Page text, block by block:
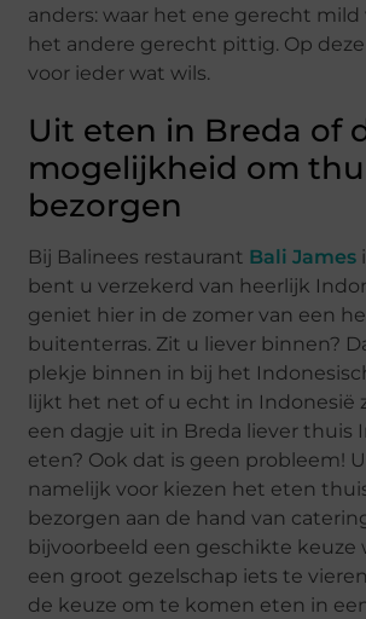
anders: waar het ene gerecht mild
het andere gerecht pittig. Op
voor ieder wat wils.
Uit eten in Breda of
mogelijkheid om
bezorgen
Bij Balinees restaurant Bali James
bent u verzekerd van heerlijk
geniet hier in de zomer van een
buitenterras. Zit u liever binnen?
plekje binnen in bij het
lijkt het net of u echt in Indonesië
een dagje uit in Breda liever thuis
eten? Ook dat is geen probleem!
namelijk voor kiezen het eten
bezorgen aan de hand van
bijvoorbeeld een geschikte keuze
een groot gezelschap iets te
de keuze om te komen eten in